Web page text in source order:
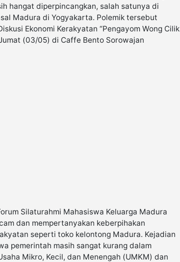
hangat diperpincangkan, salah satunya di
Madura di Yogyakarta. Polemik tersebut
Ekonomi Kerakyatan “Pengayom Wong Cilik
(03/05) di Caffe Bento Sorowajan
Silaturahmi Mahasiswa Keluarga Madura
dan mempertanyakan keberpihakan
seperti toko kelontong Madura. Kejadian
pemerintah masih sangat kurang dalam
Mikro, Kecil, dan Menengah (UMKM) dan